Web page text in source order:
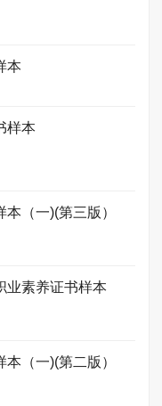
本
样本
（一)(第三版）
素养证书样本
（一)(第二版）